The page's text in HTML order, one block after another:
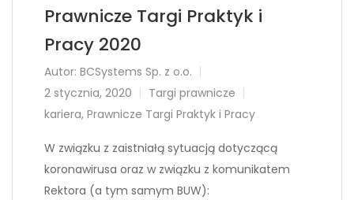
Prawnicze Targi Praktyk i
Pracy 2020
Autor: BCSystems Sp. z o.o.
2 stycznia, 2020
Targi prawnicze
kariera, Prawnicze Targi Praktyk i Pracy
W związku z zaistniałą sytuacją dotyczącą
koronawirusa oraz w związku z komunikatem
Rektora (a tym samym BUW):